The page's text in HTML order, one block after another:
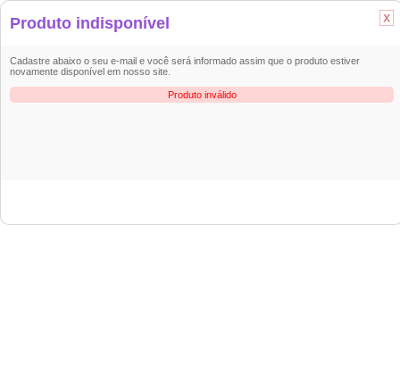
Produto indisponível
Cadastre abaixo o seu e-mail e você será informado assim que o produto estiver
novamente disponível em nosso site.
Produto inválido